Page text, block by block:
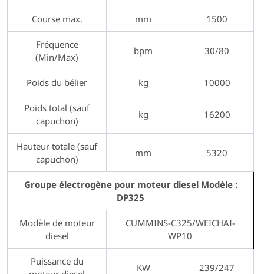
Course max. mm 1500
Fréquence
(Min/Max)
bpm 30/80
Poids du bélier kg 10000
Poids total (sauf
capuchon)
kg 16200
Hauteur totale (sauf
capuchon)
mm 5320
Groupe électrogène pour moteur diesel Modèle :
DP325
Modèle de moteur
diesel
CUMMINS-C325/WEICHAI-
WP10
Puissance du
KW 239/247